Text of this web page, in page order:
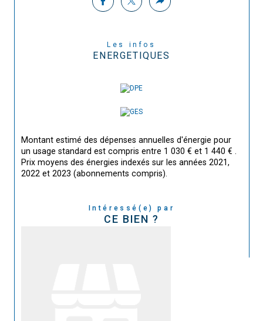
Les infos
ENERGETIQUES
Montant estimé des dépenses annuelles d'énergie pour
un usage standard est compris entre 1 030 € et 1 440 € .
Prix moyens des énergies indexés sur les années 2021,
2022 et 2023 (abonnements compris).
Intéressé(e) par
CE BIEN ?